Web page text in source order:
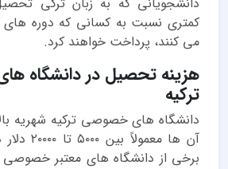
کمتری نسبت به کسانی که دوره های
می کنند، پرداخت خواهند کرد.
هزینه تحصیل در دانشگاه
ترکیه
دانشگاه های خصوصی ترکیه شهریه
آن ها
برخی از دانشگاه های معتبر خصوصی